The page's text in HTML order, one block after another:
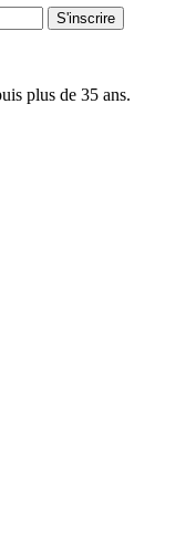
S'inscrire
plus de 35 ans.